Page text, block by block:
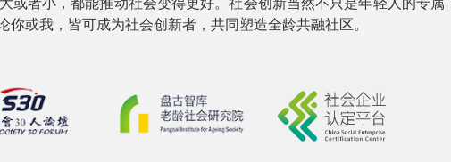
或者小，都能推动社会变得更好。社会创新当然不只是年轻人的专
或我，皆可成为社会创新者，共同塑造全龄共融社区。